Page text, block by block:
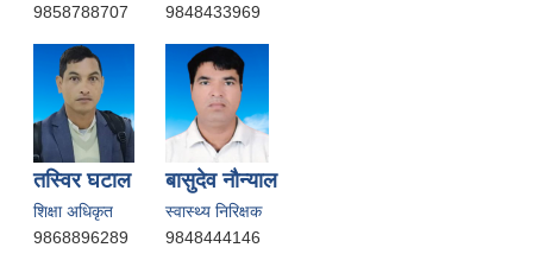
9858788707
9848433969
तस्विर घटाल
शिक्षा अधिकृत
9868896289
बासुदेव नाैन्याल
स्वास्थ्य निरिक्षक
9848444146